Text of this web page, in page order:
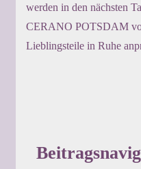
werden in den nächsten
CERANO POTSDAM
Lieblingsteile in Ruhe